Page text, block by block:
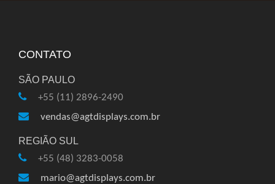
CONTATO
SÃO PAULO
+55 (11) 2896-2490
vendas@agtdisplays.com.br
REGIÃO SUL
+55 (48) 3283-0058
mario@agtdisplays.com.br